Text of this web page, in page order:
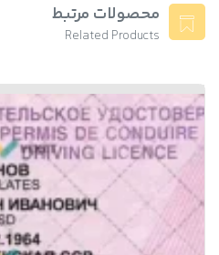
محصولات مرتبط
Related Products